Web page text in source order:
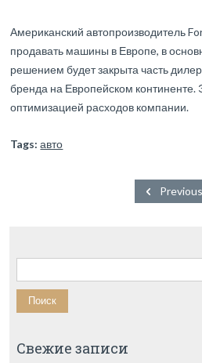
Американский автопроизводитель
продавать машины в Европе, в
решением будет закрыта часть
бренда на Европейском континенте.
оптимизацией расходов компании.
Tags: авто
Найти:
Свежие записи